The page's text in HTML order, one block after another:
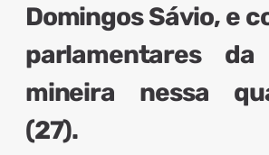
Domingos Sávio, e
parlamentares da
mineira nessa
(27).